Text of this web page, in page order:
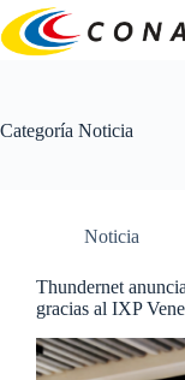
Saltar
al
contenido
Categoría Noticia
Noticia
Thundernet
gracias al IXP